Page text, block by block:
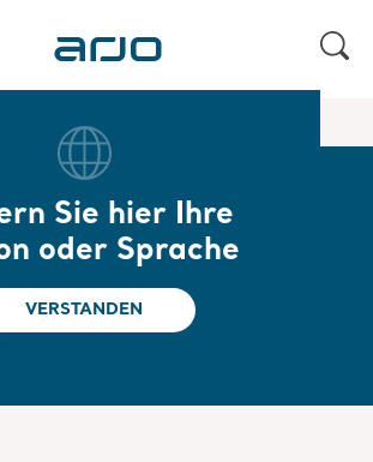
Sie hier Ihre
oder Sprache
VERSTANDEN
/ Vor dem Herunterladen